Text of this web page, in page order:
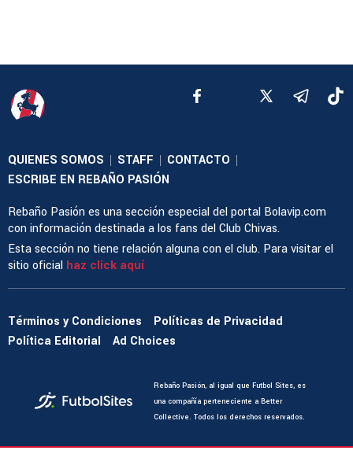
QUIENES SOMOS | STAFF | CONTACTO |
ESCRIBE EN REBAÑO PASIÓN
Rebaño Pasión es una sección especial del portal Bolavip.com
con información destinada a los fans del Club Chivas.
Esta sección no tiene relación alguna con el club. Para visitar el
sitio oficial haz click aquí
Términos y Condiciones
Políticas de Privacidad
Política Editorial
Ad Choices
Rebaño Pasión, al igual que Futbol Sites, es
una compañía perteneciente a Better
Collective. Todos los derechos reservados.